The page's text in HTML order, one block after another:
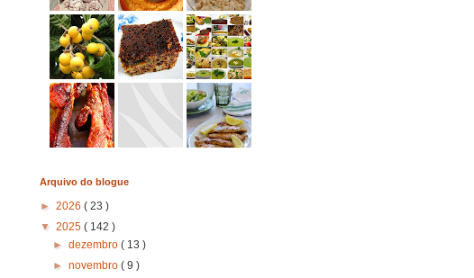
Arquivo do blogue
► 2026 ( 23 )
▼ 2025 ( 142 )
►dezembro( 13 )
►novembro( 9 )